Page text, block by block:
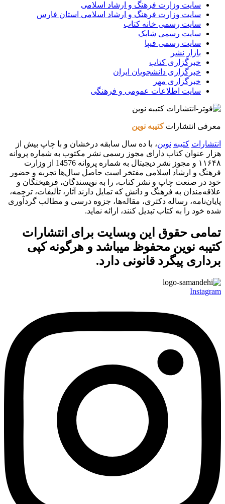
سایت وزارت فرهنگ و ارشاد اسلامی
سایت وزارت فرهنگ و ارشاد اسلامی استان فارس
سایت رسمی خانه کتاب
سایت رسمی شابک
سایت رسمی فیپا
بازار نشر
خبرگزاری کتاب
خبرگزاری دانشجویان ایران
خبرگزاری مهر
سایت اطلاعات عمومی و فرهنگی
معرفی انتشاراتکتیبه نوین
انتشارات کتیبه نوین، با ده سال سابقه درخشان و با چاپ بیش از
هزار عنوان کتاب دارای مجوز رسمی نشر مکتوب به شماره پروانه
۱۱۶۴۸ و مجوز نشر دیجیتال به شماره پروانه 14576 از وزارت
فرهنگ و ارشاد اسلامی مفتخر است حاصل سال‌ها تجربه و حضور
خود در صنعت چاپ و نشر کتاب، را به نویسندگان، فرهیختگان و
علاقه‌مندان به فرهنگ و دانش که تمایل دارند آثار، تألیفات، ترجمه،
پایان‌نامه، رساله دکتری، مقاله‌ها، جزوه درسی و مطالب گردآوری
شده خود را به کتاب تبدیل کنند، ارائه نماید.
تمامی حقوق این وبسایت برای انتشارات
کتیبه نوین محفوظ میباشد و هرگونه کپی
برداری پیگرد قانونی دارد.
Instagram